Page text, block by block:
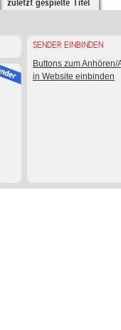
zuletzt gespielte Titel
SENDER EINBINDEN
Buttons zum Anhören/
in Website einbinden